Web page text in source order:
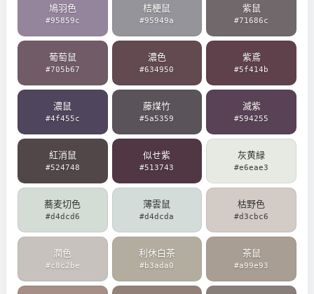
鳩羽色
#95859c
桔梗鼠
#95949a
紫鼠
#71686c
葡萄鼠
#705b67
濃色
#634950
紫鳶
#5f414b
濃鼠
#4f455c
藤煤竹
#5a5359
滅紫
#594255
紅消鼠
#524748
似せ紫
#513743
灰黄緑
#e6eae3
蕎麦切色
#d4dcd6
薄雲鼠
#d4dcda
枯野色
#d3cbc6
潤色
#c8c2be
利休白茶
#b3ada0
茶鼠
#a99e93